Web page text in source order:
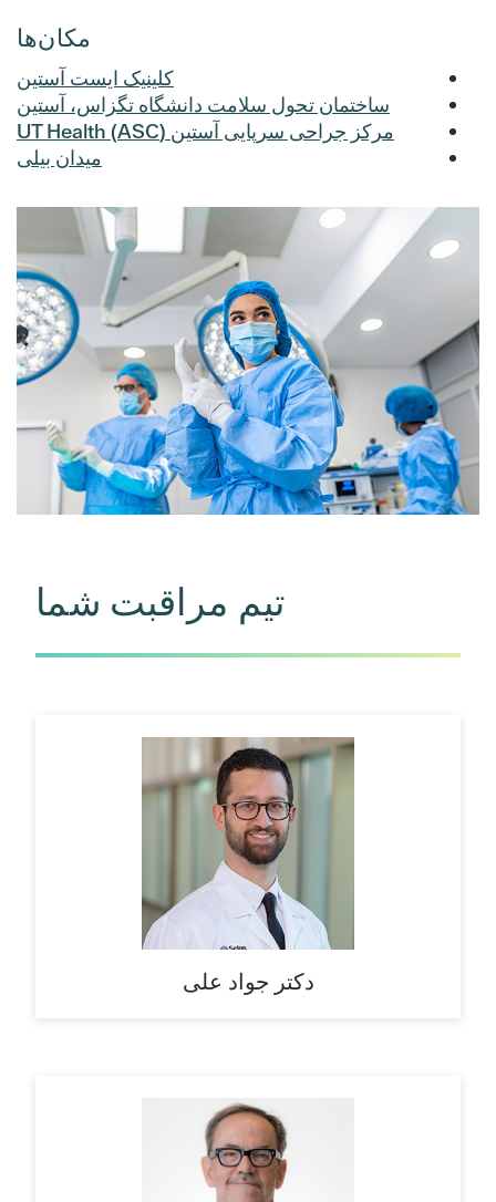
مکان‌ها
کلینیک ایست آستین
ساختمان تحول سلامت دانشگاه تگزاس، آستین
مرکز جراحی سرپایی آستین (ASC) UT Health
میدان بیلی
تیم مراقبت شما
دکتر جواد علی